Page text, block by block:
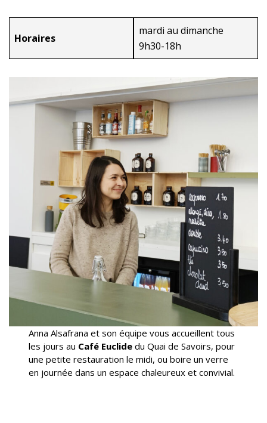
Horaires
mardi au dimanche
9h30-18h
Anna Alsafrana et son équipe vous accueillent tous
les jours au Café Euclidedu Quai de Savoirs, pour
une petite restauration le midi, ou boire un verre
en journée dans un espace chaleureux et convivial.